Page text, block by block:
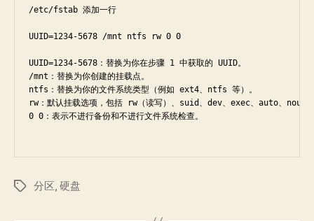
/etc/fstab 添加一行
UUID=1234-5678 /mnt ntfs rw 0 0
UUID=1234-5678：替换为你在步骤 1 中获取的 UUID。
/mnt：替换为你创建的挂载点。
ntfs：替换为你的文件系统类型（例如 ext4、ntfs 等）。
rw：默认挂载选项，包括 rw（读写）、suid、dev、exec、auto、
0 0：表示不进行备份和不进行文件系统检查。
Tags分区, 硬盘